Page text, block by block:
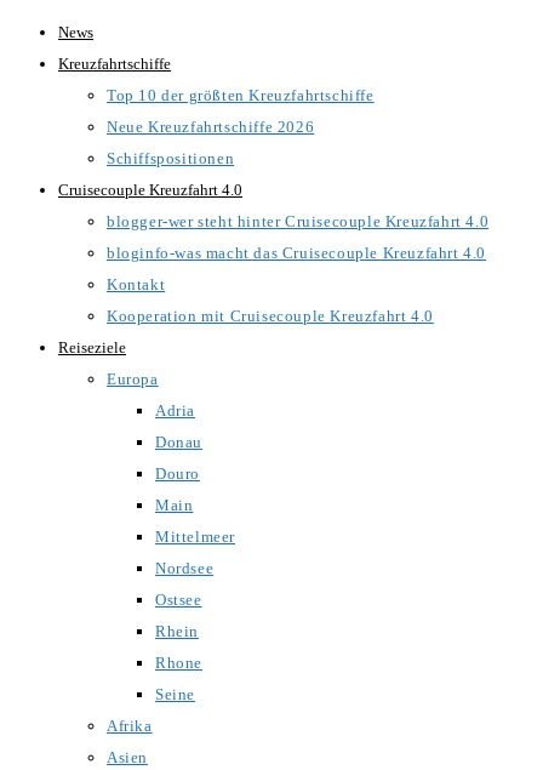
Zum
Inhalt
News
Kreuzfahrtschiffe
Top 10 der größten Kreuzfahrtschiffe
Neue Kreuzfahrtschiffe 2026
Schiffspositionen
Cruisecouple Kreuzfahrt 4.0
blogger-wer steht hinter Cruisecouple Kreuzfahrt 4.0
bloginfo-was macht das Cruisecouple Kreuzfahrt 4.0
Kontakt
Kooperation mit Cruisecouple Kreuzfahrt 4.0
Reiseziele
Europa
Adria
Donau
Douro
Main
Mittelmeer
Nordsee
Ostsee
Rhein
Rhone
Seine
Afrika
Asien